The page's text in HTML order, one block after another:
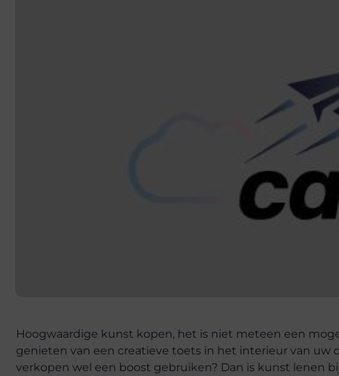
Hoogwaardige kunst kopen, het is niet meteen een
genieten van een creatieve toets in het interieur van
verkopen wel een boost gebruiken? Dan is kunst lenen